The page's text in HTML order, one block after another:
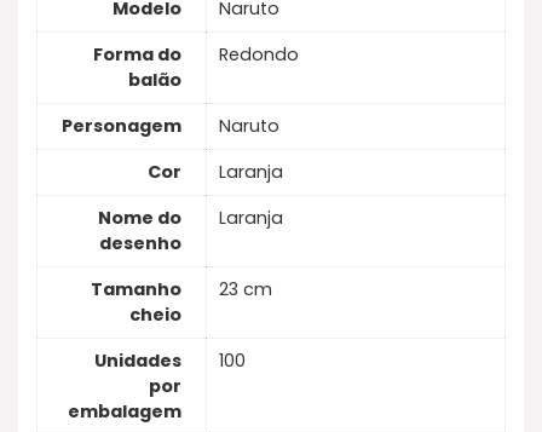
Modelo
Naruto
Forma do
balão
Redondo
Personagem
Naruto
Cor
Laranja
Nome do
desenho
Laranja
Tamanho
cheio
23 cm
Unidades
por
embalagem
100